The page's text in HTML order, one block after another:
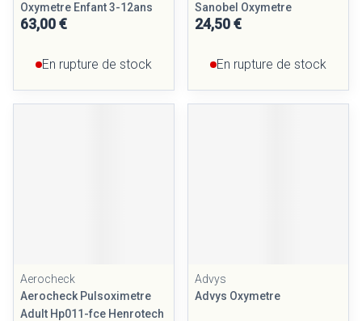
Oxymetre Enfant 3-12ans
63,00 €
En rupture de stock
Sanobel Oxymetre
24,50 €
En rupture de stock
Aerocheck
Aerocheck Pulsoximetre
Adult Hp011-fce Henrotech
Advys
Advys Oxymetre